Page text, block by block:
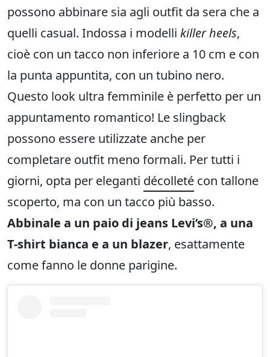
possono abbinare sia agli outfit da sera che a
quelli casual. Indossa i modelli killer heels,
cioè con un tacco non inferiore a 10 cm e con
la punta appuntita, con un tubino nero.
Questo look ultra femminile è perfetto per un
appuntamento romantico! Le slingback
possono essere utilizzate anche per
completare outfit meno formali. Per tutti i
giorni, opta per eleganti décolleté con tallone
scoperto, ma con un tacco più basso.
Abbinale a un paio di jeans Levi’s®, a una
T-shirt bianca e a un blazer, esattamente
come fanno le donne parigine.